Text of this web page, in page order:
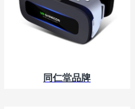
同仁堂品牌